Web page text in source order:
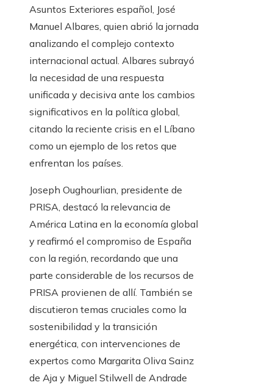
Asuntos Exteriores español, José
Manuel Albares, quien abrió la jornada
analizando el complejo contexto
internacional actual. Albares subrayó
la necesidad de una respuesta
unificada y decisiva ante los cambios
significativos en la política global,
citando la reciente crisis en el Líbano
como un ejemplo de los retos que
enfrentan los países.
Joseph Oughourlian, presidente de
PRISA, destacó la relevancia de
América Latina en la economía global
y reafirmó el compromiso de España
con la región, recordando que una
parte considerable de los recursos de
PRISA provienen de allí. También se
discutieron temas cruciales como la
sostenibilidad y la transición
energética, con intervenciones de
expertos como Margarita Oliva Sainz
de Aja y Miguel Stilwell de Andrade